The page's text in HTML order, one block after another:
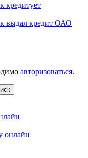
кредитует
выдал кредит ОАО
авторизоваться.
онлайн